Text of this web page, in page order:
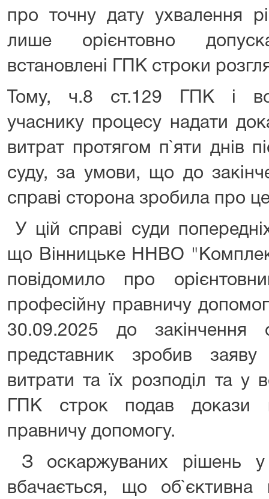
про точну дату ухвалення
лише орієнтовно
встановлені ГПК строки
Тому, ч.8 ст.129 ГПК і
учаснику процесу надати
витрат протягом п`яти днів
суду, за умови, що до
справі сторона зробила про це
У цій справі суди
що Вінницьке ННВО
повідомило про
професійну правничу
30.09.2025 до закінчення
представник зробив
витрати та їх розподіл та у
ГПК строк подав докази
правничу допомогу.
З оскаржуваних рішень у
вбачається, що об`єктивна